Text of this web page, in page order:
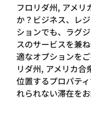
フロリダ州, アメリ
か？ビジネス、レ
ションでも、ラグ
スのサービスを兼
適なオプションを
リダ州, アメリカ合
位置するプロパテ
れられない滞在をお